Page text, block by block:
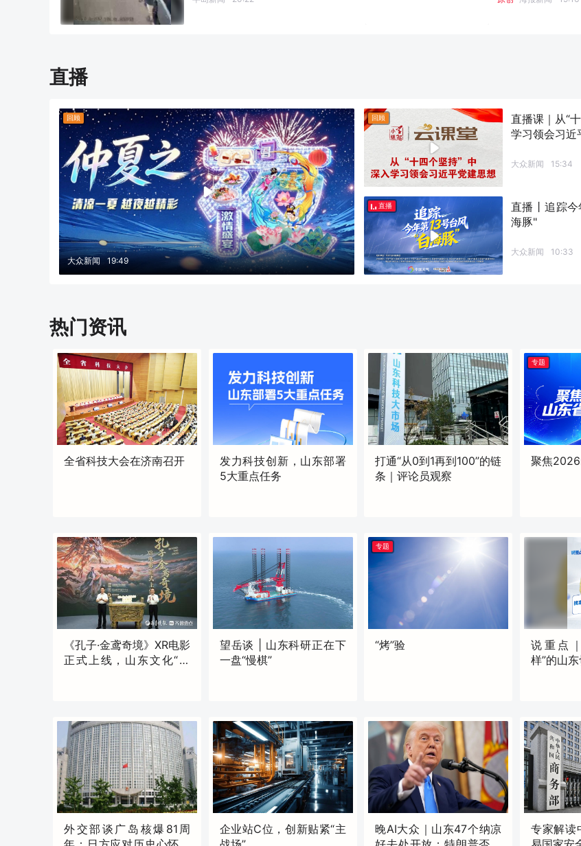
直播
回顾
大众新闻 19:49
回顾
直播课｜从“
学习领会习近
大众新闻 15:34
直播
直播丨追踪
海豚"
大众新闻 10:33
热门资讯
全省科技大会在济南召开
发力科技创新，山东部署
5大重点任务
打通“从0到1再到100”的链
条｜评论员观察
专题
聚焦
《孔子·金鸢奇境》XR电影
正式上线，山东文化“两
望岳谈 | 山东科研正在下
一盘“慢棋”
专题
“烤”验
说重点
样”的山
外交部谈广岛核爆81周
企业站C位，创新贴紧“主
晚AI大众｜山东47个纳凉
专家解读